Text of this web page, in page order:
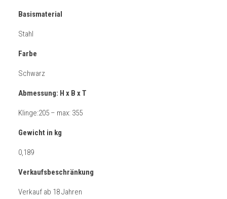
Basismaterial
Stahl
Farbe
Schwarz
Abmessung: H x B x T
Klinge:205 – max: 355
Gewicht in kg
0,189
Verkaufsbeschränkung
Verkauf ab 18 Jahren